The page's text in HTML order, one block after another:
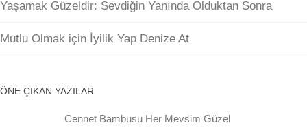
Yaşamak Güzeldir: Sevdiğin Yanında Olduktan Sonra
Mutlu Olmak için İyilik Yap Denize At
ÖNE ÇIKAN YAZILAR
Cennet Bambusu Her Mevsim Güzel